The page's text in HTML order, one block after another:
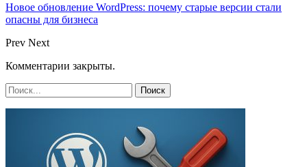
Новое обновление WordPress: почему старые версии стали
опасны для бизнеса
Prev Next
Комментарии закрыты.